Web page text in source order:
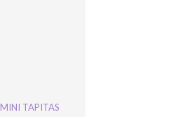
MINI TAPITAS